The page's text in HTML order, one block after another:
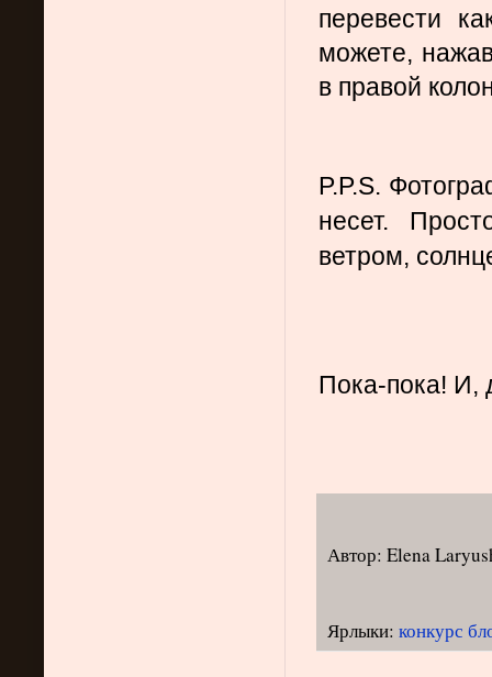
перевести
можете,
в правой
P.P.S.
несет.
ветром,
Пока-пока! И,
Автор: Elena
Ярлыки: конкурс